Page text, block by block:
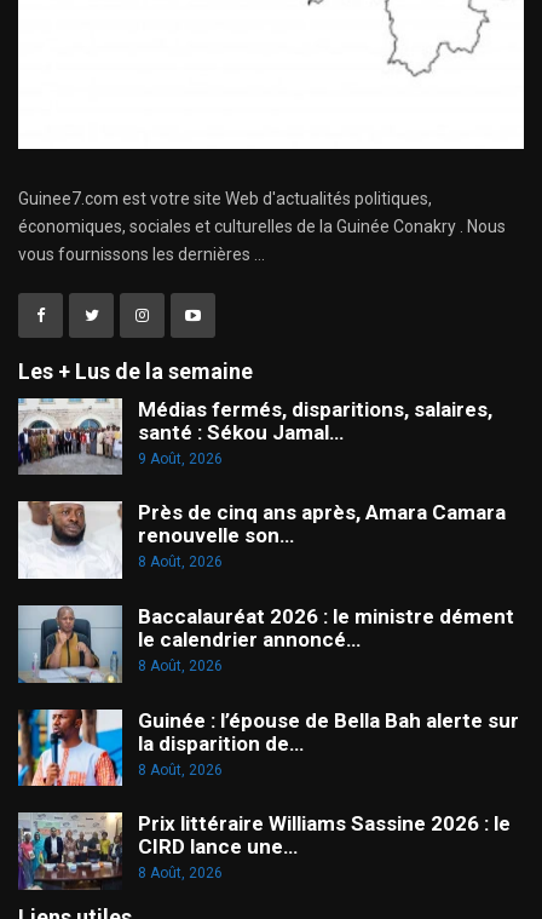
Guinee7.com est votre site Web d'actualités politiques,
économiques, sociales et culturelles de la Guinée Conakry . Nous
vous fournissons les dernières ...
Les + Lus de la semaine
Médias fermés, disparitions, salaires,
santé : Sékou Jamal…
9 Août, 2026
Près de cinq ans après, Amara Camara
renouvelle son…
8 Août, 2026
Baccalauréat 2026 : le ministre dément
le calendrier annoncé…
8 Août, 2026
Guinée : l’épouse de Bella Bah alerte sur
la disparition de…
8 Août, 2026
Prix littéraire Williams Sassine 2026 : le
CIRD lance une…
8 Août, 2026